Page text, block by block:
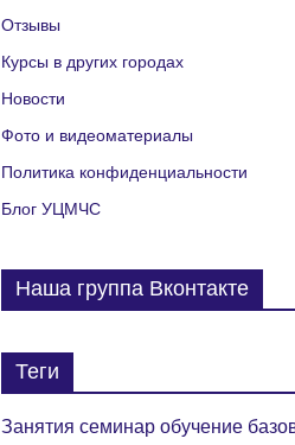
Отзывы
Курсы в других городах
Новости
Фото и видеоматериалы
Политика конфиденциальности
Блог УЦМЧС
Наша группа Вконтакте
Теги
Занятия семинар обучение